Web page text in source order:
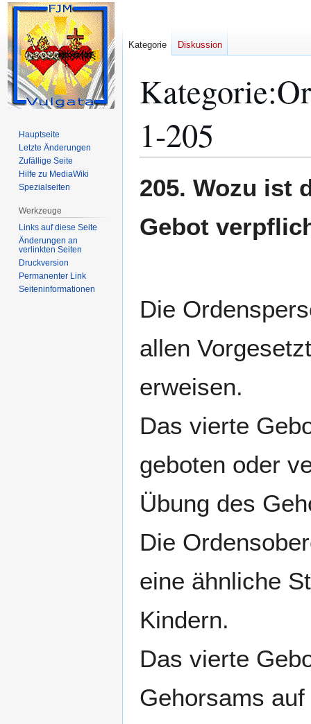
Kategorie:
1-205
Navigation
Suche
205. Wozu ist
Gebot
Die
allen
erweisen.
Das vierte
geboten oder
Übung des
Die
eine ähnliche
Kindern.
Das vierte
Gehorsams auf
Kategorie Diskussion
Hauptseite
Letzte Änderungen
Zufällige Seite
Hilfe zu MediaWiki
Spezialseiten
Werkzeuge
Links auf diese Seite
Änderungen an
verlinkten Seiten
Druckversion
Permanenter Link
Seiten­­informationen